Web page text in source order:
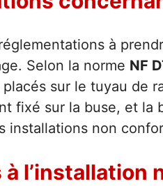
à
Selon la norme NF
sur le tuyau de
fixé sur la buse, et la
installations non
à l’installation